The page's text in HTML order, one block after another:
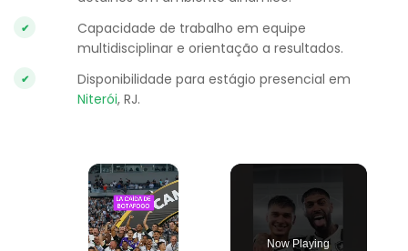
Capacidade de trabalho em equipe
multidisciplinar e orientação a resultados.
Disponibilidade para estágio presencial em
Niterói, RJ.
×
Now Playing